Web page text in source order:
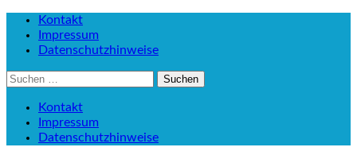
Kontakt
Impressum
Datenschutzhinweise
Suchen
Kontakt
Impressum
Datenschutzhinweise